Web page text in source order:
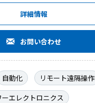
詳細情報
お問い合わせ
自動化
リモート遠隔操作
ーエレクトロニクス